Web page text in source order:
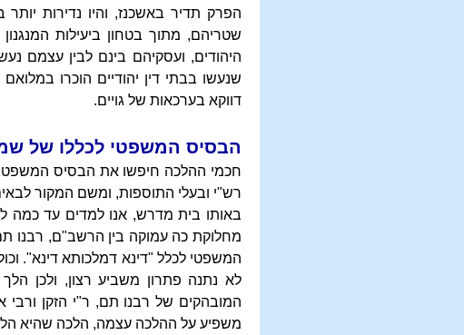
הפרק תדיר באשכנז, והיו נדירות
שטריהם, מתוך בטחון ביעילות
היהודים, ועסקיהם בינם לבין עצמם
שנעשו בבתי דין יהודיים הוכרו
דווקא בערכאות של גויים.
הבסיס המשפטי לכללו של
חכמי ההלכה חיפשו את הבסיס
רש"י ובעלי התוספות, ומשם המקור
באותו בית מדרש, אנו למדים עד כמה
מחלוקת כה עמוקה בין הרשב"ם, רבנו
המשפטי לכלל "דינא דמלכותא דינא".
לא נתנה פתרון משביע רצון, ולכן
המובהקים של רבנו תם, ר"י הזקן ורבי
משפיע על ההלכה עצמה, הלכה שהיא